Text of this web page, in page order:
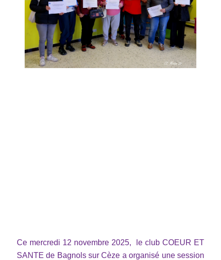
Ce mercredi 12 novembre 2025, le club COEUR ET
SANTE de Bagnols sur Cèze a organisé une session